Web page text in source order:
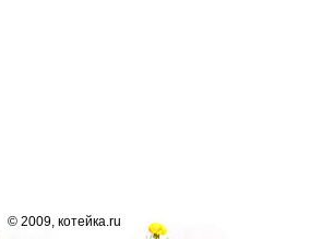
© 2009, котейка.ru